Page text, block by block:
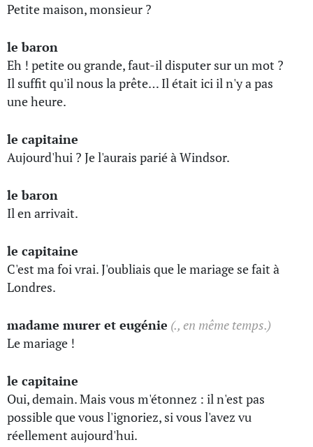
Petite maison, monsieur ?
le baron
Eh ! petite ou grande, faut-il disputer sur un mot ?
Il suffit qu'il nous la prête… Il était ici il n'y a pas
une heure.
le capitaine
Aujourd'hui ? Je l'aurais parié à Windsor.
le baron
Il en arrivait.
le capitaine
C'est ma foi vrai. J'oubliais que le mariage se fait à
Londres.
madame murer et eugénie (., en même temps.)
Le mariage !
le capitaine
Oui, demain. Mais vous m'étonnez : il n'est pas
possible que vous l'ignoriez, si vous l'avez vu
réellement aujourd'hui.